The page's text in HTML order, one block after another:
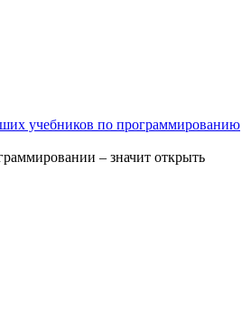
учебников по программированию
– значит открыть